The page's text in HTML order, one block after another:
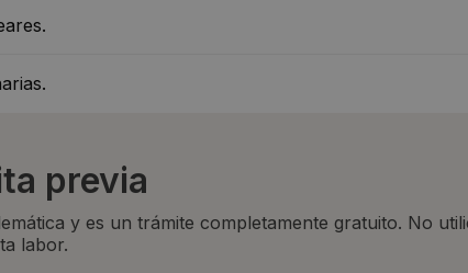
previa
y es un trámite completamente gratuito. No
labor.